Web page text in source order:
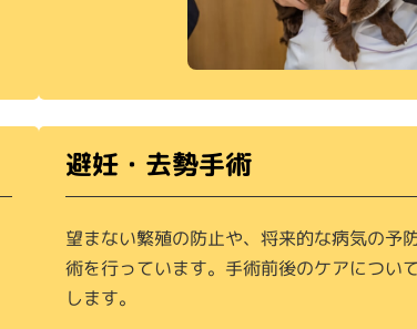
避妊・去勢手術
望まない繁殖の防止や、将来的な病気の予
術を行っています。手術前後のケアについ
します。